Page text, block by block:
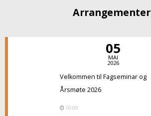
Arrangementer
05
MAI
2026
Velkommen til Fagseminar og
Årsmøte 2026
10:00